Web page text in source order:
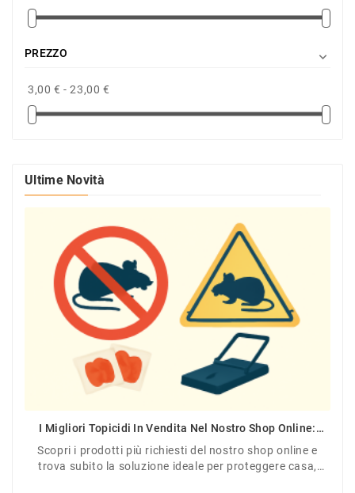
PREZZO 
3,00 € - 23,00 €
Ultime Novità
I Migliori Topicidi In Vendita Nel Nostro Shop Online:
Scopri i prodotti più richiesti del nostro shop online e
trova subito la soluzione ideale per proteggere casa,